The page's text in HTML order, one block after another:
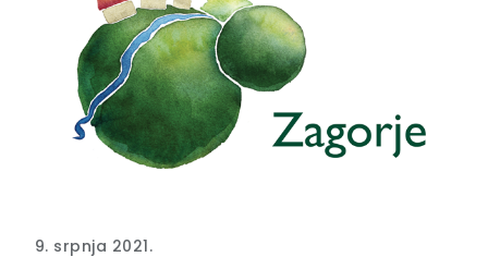
9. srpnja 2021.